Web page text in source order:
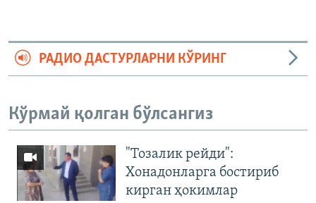
РАДИО ДАСТУРЛАРНИ КЎРИНГ
Кўрмай қолган бўлсангиз
"Тозалик рейди":
Хонадонларга бостириб
кирган ҳокимлар